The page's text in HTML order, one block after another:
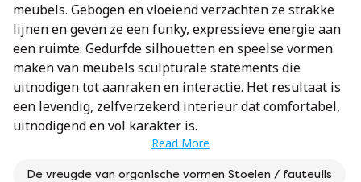
meubels. Gebogen en vloeiend verzachten ze strakke
lijnen en geven ze een funky, expressieve energie aan
een ruimte. Gedurfde silhouetten en speelse vormen
maken van meubels sculpturale statements die
uitnodigen tot aanraken en interactie. Het resultaat is
een levendig, zelfverzekerd interieur dat comfortabel,
uitnodigend en vol karakter is.
Read More
De vreugde van organische vormen Stoelen / fauteuils